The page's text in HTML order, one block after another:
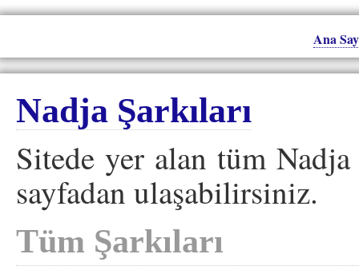
Ana
Nadja Şarkıları
Sitede yer alan tüm Nadja
sayfadan ulaşabilirsiniz.
Tüm Şarkıları